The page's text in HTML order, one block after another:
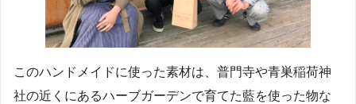
このハンドメイドに使った素材は、普門寺や青巣稲荷神
社の近くにあるハーブガーデンで育てた藍を使った物な